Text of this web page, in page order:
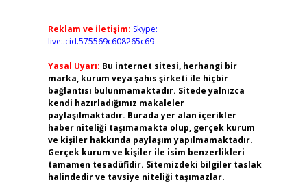
Reklam ve İletişim: Skype:
live:.cid.575569c608265c69
Yasal Uyarı: Bu internet sitesi, herhangi bir
marka, kurum veya şahıs şirketi ile hiçbir
bağlantısı bulunmamaktadır. Sitede yalnızca
kendi hazırladığımız makaleler
paylaşılmaktadır. Burada yer alan içerikler
haber niteliği taşımamakta olup, gerçek kurum
ve kişiler hakkında paylaşım yapılmamaktadır.
Gerçek kurum ve kişiler ile isim benzerlikleri
tamamen tesadüfidir. Sitemizdeki bilgiler taslak
halindedir ve tavsiye niteliği taşımazlar.